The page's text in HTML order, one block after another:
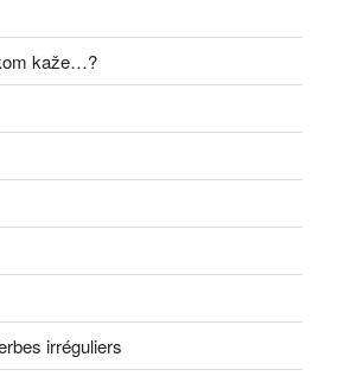
kaže…?
irréguliers